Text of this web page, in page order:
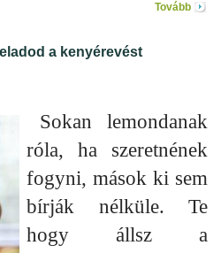
Tovább
a kenyérevést
Sokan lemondanak
róla, ha szeretnének
fogyni, mások ki sem
bírják nélküle. Te
hogy állsz a